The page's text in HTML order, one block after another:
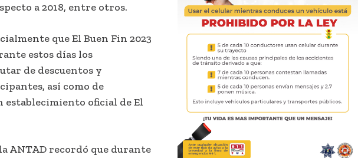
a 2018, entre otros.
que El Buen Fin 2023
estos días los
de descuentos y
así como de
oficial de El
ANTAD recordó que durante